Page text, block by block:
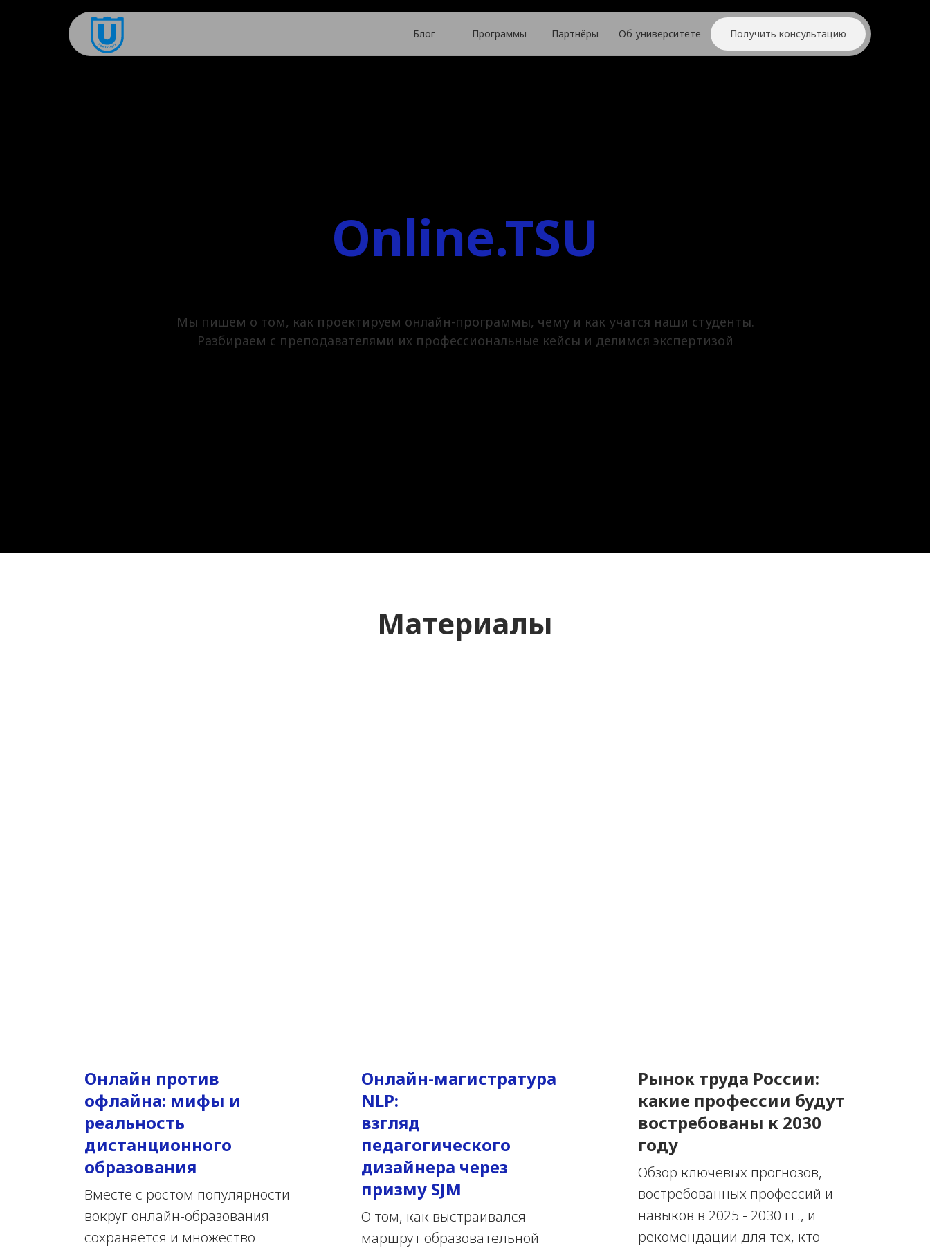
Программы
Блог Партнёры Получить консультацию
Об университете
Online.TSU
Мы пишем о том, как проектируем онлайн-программы, чему и как учатся наши студенты.
Разбираем с преподавателями их профессиональные кейсы и делимся экспертизой
Материалы
Онлайн против
офлайна: мифы и
реальность
дистанционного
образования
Вместе с ростом популярности
вокруг онлайн-образования
сохраняется и множество
Онлайн-магистратура
NLP:
взгляд
педагогического
дизайнера через
призму SJM
О том, как выстраивался
маршрут образовательной
Рынок труда России:
какие профессии будут
востребованы к 2030
году
Обзор ключевых прогнозов,
востребованных профессий и
навыков в 2025 - 2030 гг., и
рекомендации для тех, кто